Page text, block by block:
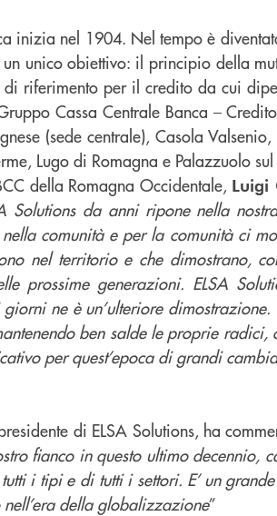
inizia nel 1904. Nel tempo è
unico obiettivo: il principio della
di riferimento per il credito da cui
Cassa Centrale Banca –
(sede centrale), Casola
Lugo di Romagna e Palazzuolo
della Romagna Occidentale, Luigi
Solutions da anni ripone nella
nella comunità e per la comunità ci
nel territorio e che dimostrano,
prossime generazioni. ELSA
ne è un’ulteriore
ben salde le proprie radici,
per quest’epoca di grandi
di ELSA Solutions, ha
fianco in questo ultimo decennio,
i tipi e di tutti i settori. E’ un
nell’era della globalizzazione”